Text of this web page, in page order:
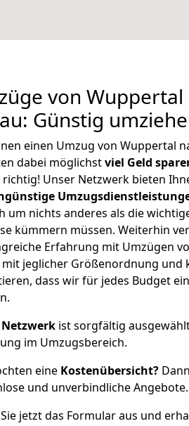
von Wuppertal
Günstig
einen Umzug von Wuppertal
dabei möglichstviel Geld
richtig! Unser Netzwerk bieten
um nichts anderes als die
kümmern müssen. Weiterhin
Erfahrung mit Umzügen
mit jeglicher Größenordnung und
dass wir für jedes Budget
Netzwerk ist sorgfältig
im Umzugsbereich.
eine Kostenübersicht?
und unverbindliche Angebote.
jetzt das Formular aus und